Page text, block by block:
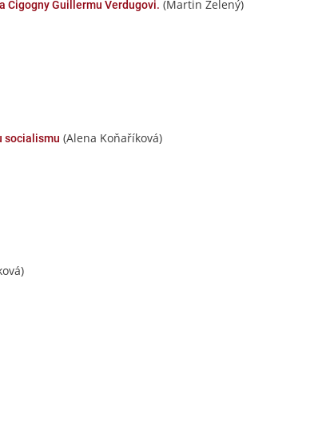
Cigogny Guillermu Verdugovi. (Martin Zelený)
socialismu (Alena Koňaříková)